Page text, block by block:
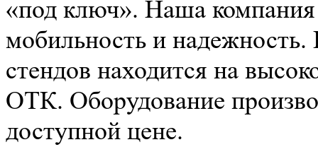
«под ключ». Наша компания
мобильность и
стендов находится на
ОТК. Оборудование
доступной цене.